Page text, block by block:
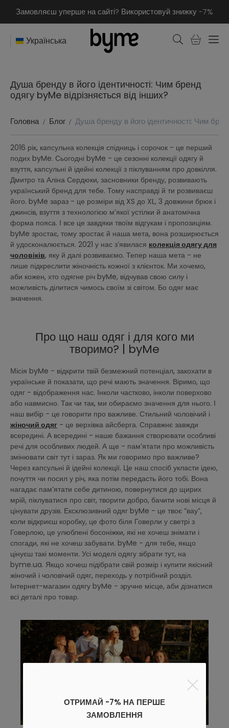
Замовляєш уперше на сайті? Використовуй знижку -7%
Українська
ОТРИМАЙ -7% НА ПЕРШЕ
ЗАМОВЛЕННЯ
Душа бренду в його ідентичності: Чим бренд
одягу byMe відрізняється від інших?
Головна Блог Душа бренду в його ідентичності: Чим
2016 рік, капсульна колекція спідниць і сорочок - це перший
подих byMe. Сьогодні byMe - це сезонні колекції одягу й
взуття, капсульні й ідейні колекції з піклуванням про довкілля.
Дмитро та Аліна Сердюки, засновники бренду, розвивають
український бренд для тебе. Тому насправді й ти розвиваєш
його. byMe зараз - це розміри від XS до XL, 3 довжини брюк і
джинсів, взуття з технологією м’якої устілки й анатомічна
форма пояса. І все це завдяки твоїм відгукам і пропозиціям.
byMe зростає, тому зростає й наша мета, вона розширюється
й удосконалюється. 2021 у нас з’явилася колекція одягу для
чоловіків, яку й далі розвиваємо. Тепер наша мета - не
лише підкреслити жіночність кожної з клієнток. Ми хочемо,
аби кожен, хто одягне річ byMe, відчував свою силу і
можливість ділитися чимось своїм зі світом. Бо одяг має
значення.
Про що наш одяг і для кого ми
творимо? | byMe
Місія byMe - відкрити твій безмежний потенціал, закохати в
українське й показати, що речі мають значення. Віримо, що
одяг - відображення нас. Інколи частково, інколи поверхово
або навмисно. Так чи так, ми обираємо значення для нього. І
наш вибір - це говорити про важливе. Стильний чоловічий і
жіночий одяг - це верхівка айсберга. Справжнє завжди
всередині. А всередині - наше бажання створювати особливі
речі для особливих людей. А ще - пам’ятати про можливість
змінювати світ тут і зараз. Як ми говоримо про важливе?
Через капсульні й ідейні колекції. Це наш спосіб укласти ідею,
почуття чи посил у річ, яка потім передасть його тобі. Вона
нагадає пам’ятати себе дитиною, повернутися до щирих
мрій, піклуватися про світ, творити добро, бачити нові місця й
цінувати друзів. Ексклюзивний одяг byMe - це твоє “вау”,
коли відкриєш коробку, це фото біля Говерли у светрі з
Говерлою, це улюблені босоніжки, які не хочеш знімати і
спогади, які не хочеш забувати. byMe - для тебе, якщо
цінуєш такі моменти. Усі моделі одягу зібрати тут, на
byme.ua. Якщо хочеш підібрати свій розмір і купити якісний
жіночий і чоловічий одяг, переходь у потрібний розділ.
Інтернет-магазин одягу byMe - зручне місце, аби дізнатися
всі деталі про товар.